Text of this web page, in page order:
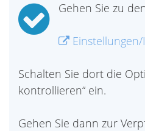
Gehen Sie zu
Schalten Sie dort die
kontrollieren“ ein.
Gehen Sie dann zur